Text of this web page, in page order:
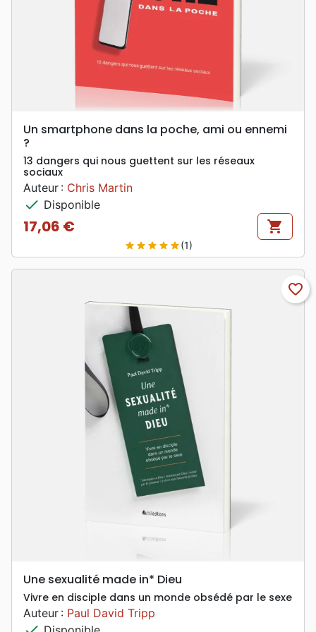
Un smartphone dans la poche, ami ou ennemi
?
13 dangers qui nous guettent sur les réseaux
sociaux
Auteur : Chris Martin
check Disponible
Prix
17,06 € shopping_cart
star star star star star(1)
favorite_border
Une sexualité made in* Dieu
Vivre en disciple dans un monde obsédé par le sexe
Auteur : Paul David Tripp